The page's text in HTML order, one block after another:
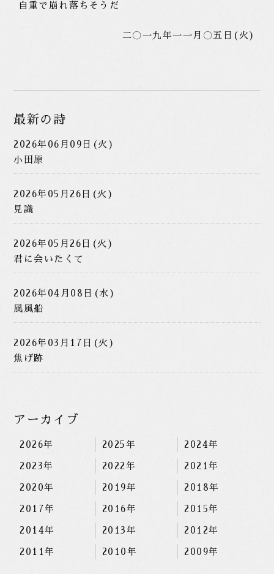
自重で崩れ落ちそうだ
二〇一九年一一月〇五日(火)
最新の詩
2026年06月09日(火)
小田原
2026年05月26日(火)
見識
2026年05月26日(火)
君に会いたくて
2026年04月08日(水)
風風船
2026年03月17日(火)
焦げ跡
アーカイブ
2026年 2025年 2024年
2023年 2022年 2021年
2020年 2019年 2018年
2017年 2016年 2015年
2014年 2013年 2012年
2011年 2010年 2009年